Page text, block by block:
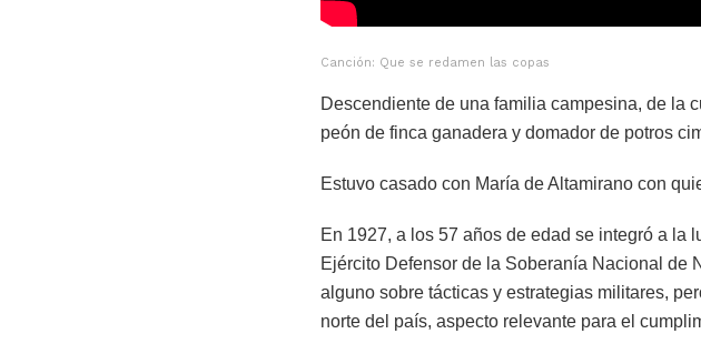
Canción: Que se redamen las copas
Descendiente de una familia campesina, de la
peón de finca ganadera y domador de potros
Estuvo casado con María de Altamirano con
En 1927, a los 57 años de edad se integró a la
Ejército Defensor de la Soberanía Nacional de
alguno sobre tácticas y estrategias militares,
norte del país, aspecto relevante para el